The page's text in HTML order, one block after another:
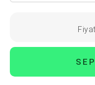
Fiyat